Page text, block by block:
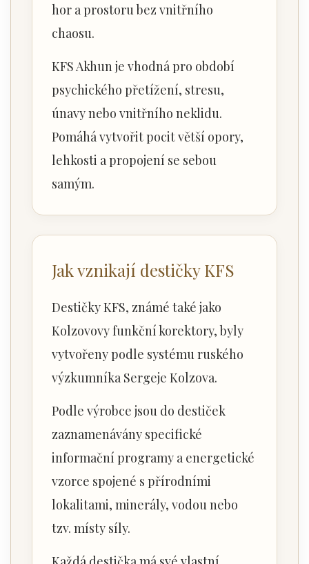
hor a prostoru bez vnitřního
chaosu.
KFS Akhun je vhodná pro období
psychického přetížení, stresu,
únavy nebo vnitřního neklidu.
Pomáhá vytvořit pocit větší opory,
lehkosti a propojení se sebou
samým.
Jak vznikají destičky KFS
Destičky KFS, známé také jako
Kolzovovy funkční korektory, byly
vytvořeny podle systému ruského
výzkumníka Sergeje Kolzova.
Podle výrobce jsou do destiček
zaznamenávány specifické
informační programy a energetické
vzorce spojené s přírodními
lokalitami, minerály, vodou nebo
tzv. místy síly.